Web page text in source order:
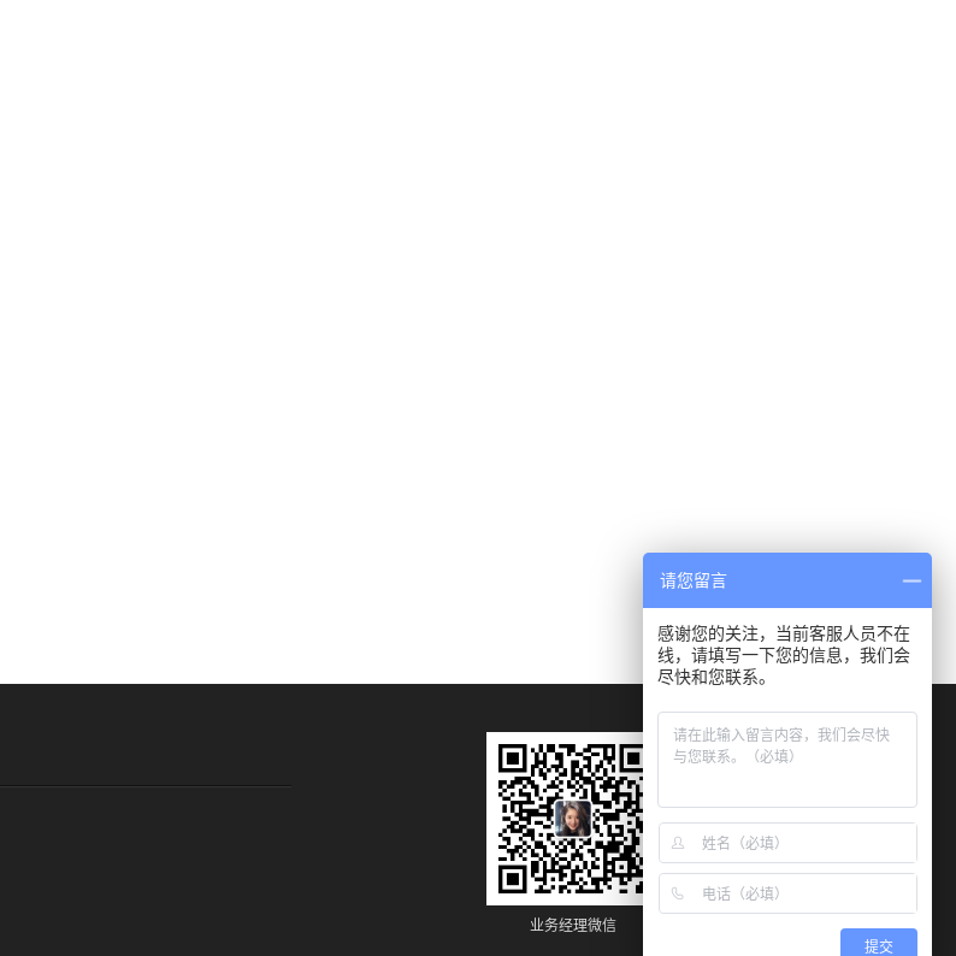
业务经理微信
请您留言
感谢您的关注，当前客服人员不在
线，请填写一下您的信息，我们会
尽快和您联系。
提交